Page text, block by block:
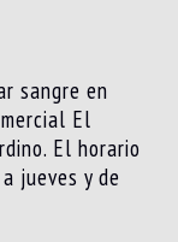
sangre en
El
El horario
jueves y de